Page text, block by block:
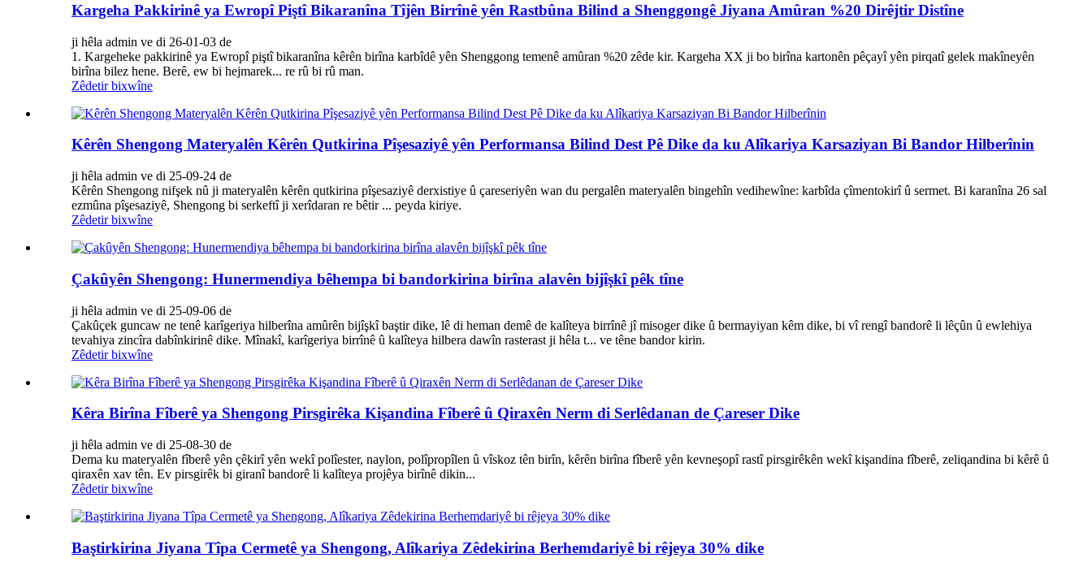
Kargeha Pakkirinê ya Ewropî Piştî Bikaranîna Tîjên Birrînê yên Rastbûna Bilind a Shenggongê Jiyana Amûran %20 Dirêjtir Distîne
ji hêla admin ve di 26-01-03 de
1. Kargeheke pakkirinê ya Ewropî piştî bikaranîna kêrên birîna karbîdê yên Shenggong temenê amûran %20 zêde kir. Kargeha XX ji bo birîna kartonên pêçayî yên pirqatî gelek makîneyên
birîna bilez hene. Berê, ew bi hejmarek... re rû bi rû man.
Zêdetir bixwîne
Kêrên Shengong Materyalên Kêrên Qutkirina Pîşesaziyê yên Performansa Bilind Dest Pê Dike da ku Alîkariya Karsaziyan Bi Bandor Hilberînin
ji hêla admin ve di 25-09-24 de
Kêrên Shengong nifşek nû ji materyalên kêrên qutkirina pîşesaziyê derxistiye û çareseriyên wan du pergalên materyalên bingehîn vedihewîne: karbîda çîmentokirî û sermet. Bi karanîna 26 sal
ezmûna pîşesaziyê, Shengong bi serkeftî ji xerîdaran re bêtir ... peyda kiriye.
Zêdetir bixwîne
Çakûyên Shengong: Hunermendiya bêhempa bi bandorkirina birîna alavên bijîşkî pêk tîne
ji hêla admin ve di 25-09-06 de
Çakûçek guncaw ne tenê karîgeriya hilberîna amûrên bijîşkî baştir dike, lê di heman demê de kalîteya birrînê jî misoger dike û bermayiyan kêm dike, bi vî rengî bandorê li lêçûn û ewlehiya
tevahiya zincîra dabînkirinê dike. Mînakî, karîgeriya birrînê û kalîteya hilbera dawîn rasterast ji hêla t... ve têne bandor kirin.
Zêdetir bixwîne
Kêra Birîna Fîberê ya Shengong Pirsgirêka Kişandina Fîberê û Qiraxên Nerm di Serlêdanan de Çareser Dike
ji hêla admin ve di 25-08-30 de
Dema ku materyalên fîberê yên çêkirî yên wekî polîester, naylon, polîpropîlen û vîskoz tên birîn, kêrên birîna fîberê yên kevneşopî rastî pirsgirêkên wekî kişandina fîberê, zeliqandina bi kêrê û
qiraxên xav tên. Ev pirsgirêk bi giranî bandorê li kalîteya projêya birînê dikin...
Zêdetir bixwîne
Baştirkirina Jiyana Tîpa Cermetê ya Shengong, Alîkariya Zêdekirina Berhemdariyê bi rêjeya 30% dike